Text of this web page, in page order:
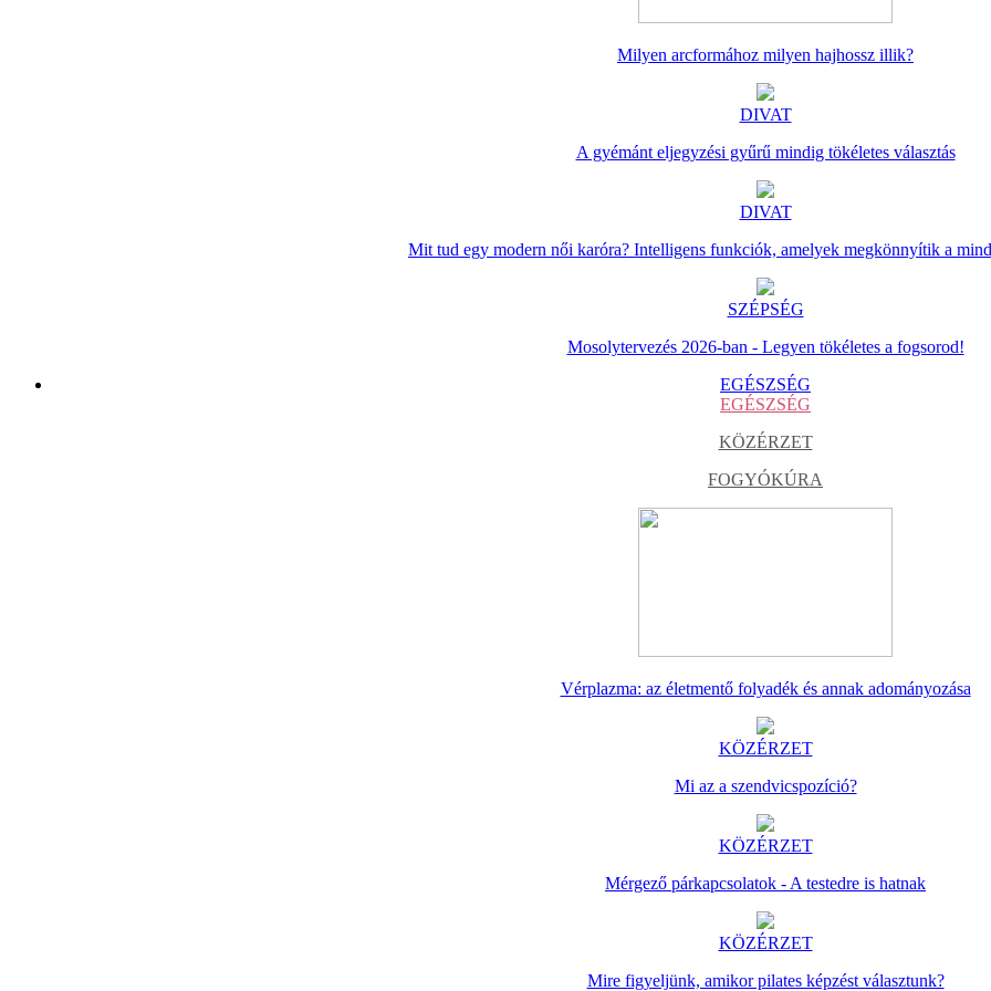
Milyen arcformához milyen hajhossz illik?
DIVAT
A gyémánt eljegyzési gyűrű mindig tökéletes választás
DIVAT
Mit tud egy modern női karóra? Intelligens funkciók, amelyek megkönnyítik a
SZÉPSÉG
Mosolytervezés 2026-ban - Legyen tökéletes a fogsorod!
EGÉSZSÉG
EGÉSZSÉG
KÖZÉRZET
FOGYÓKÚRA
Vérplazma: az életmentő folyadék és annak adományozása
KÖZÉRZET
Mi az a szendvicspozíció?
KÖZÉRZET
Mérgező párkapcsolatok - A testedre is hatnak
KÖZÉRZET
Mire figyeljünk, amikor pilates képzést választunk?